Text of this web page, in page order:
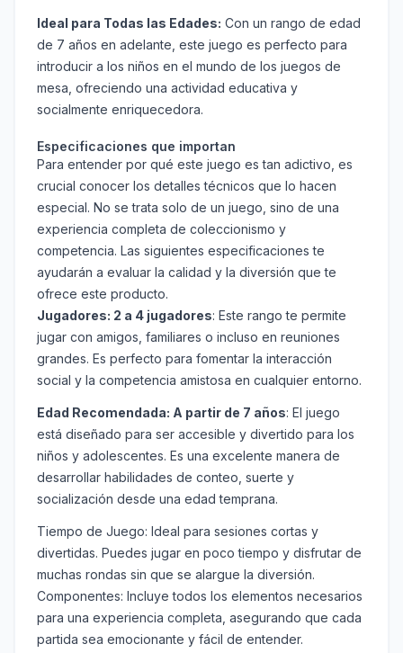
Ideal para Todas las Edades: Con un rango de edad
de 7 años en adelante, este juego es perfecto para
introducir a los niños en el mundo de los juegos de
mesa, ofreciendo una actividad educativa y
socialmente enriquecedora.
Especificaciones que importan
Para entender por qué este juego es tan adictivo, es
crucial conocer los detalles técnicos que lo hacen
especial. No se trata solo de un juego, sino de una
experiencia completa de coleccionismo y
competencia. Las siguientes especificaciones te
ayudarán a evaluar la calidad y la diversión que te
ofrece este producto.
Jugadores: 2 a 4 jugadores: Este rango te permite
jugar con amigos, familiares o incluso en reuniones
grandes. Es perfecto para fomentar la interacción
social y la competencia amistosa en cualquier entorno.
Edad Recomendada: A partir de 7 años: El juego
está diseñado para ser accesible y divertido para los
niños y adolescentes. Es una excelente manera de
desarrollar habilidades de conteo, suerte y
socialización desde una edad temprana.
Tiempo de Juego: Ideal para sesiones cortas y
divertidas. Puedes jugar en poco tiempo y disfrutar de
muchas rondas sin que se alargue la diversión.
Componentes: Incluye todos los elementos necesarios
para una experiencia completa, asegurando que cada
partida sea emocionante y fácil de entender.